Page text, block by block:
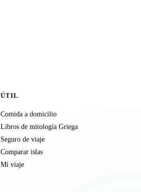
ÚTIL
Comida a domicilio
Libros de mitología Griega
Seguro de viaje
Comparar islas
Mi viaje